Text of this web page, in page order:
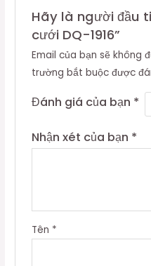
Hãy là người đầu
cưới DQ-1916”
Email của bạn sẽ không
trường bắt buộc được
Đánh giá của bạn *
Nhận xét của bạn *
Tên *